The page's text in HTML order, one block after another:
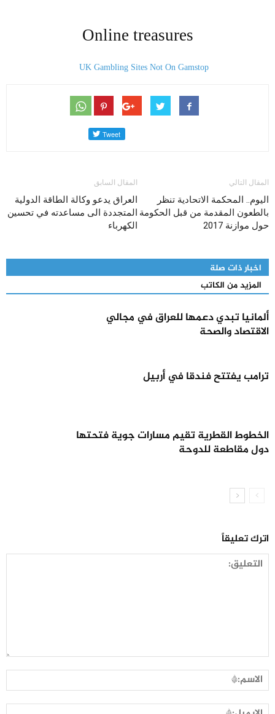
Online treasures
UK Gambling Sites Not On Gamstop
المقال السابق
العراق يدعو وكالة الطاقة الدولية
المتجددة الى مساعدته في تحسين
الكهرباء
المقال التالي
اليوم.. المحكمة الاتحادية تنظر
بالطعون المقدمة من قبل الحكومة
حول موازنة 2017
اخبار ذات صلة
المزيد من الكاتب
ألمانيا تبدي دعمها للعراق في مجالي
الاقتصاد والصحة
ترامب يفتتح فندقا في أربيل
الخطوط القطرية تقيم مسارات جوية فتحتها
دول مقاطعة للدوحة
اترك تعليقاً